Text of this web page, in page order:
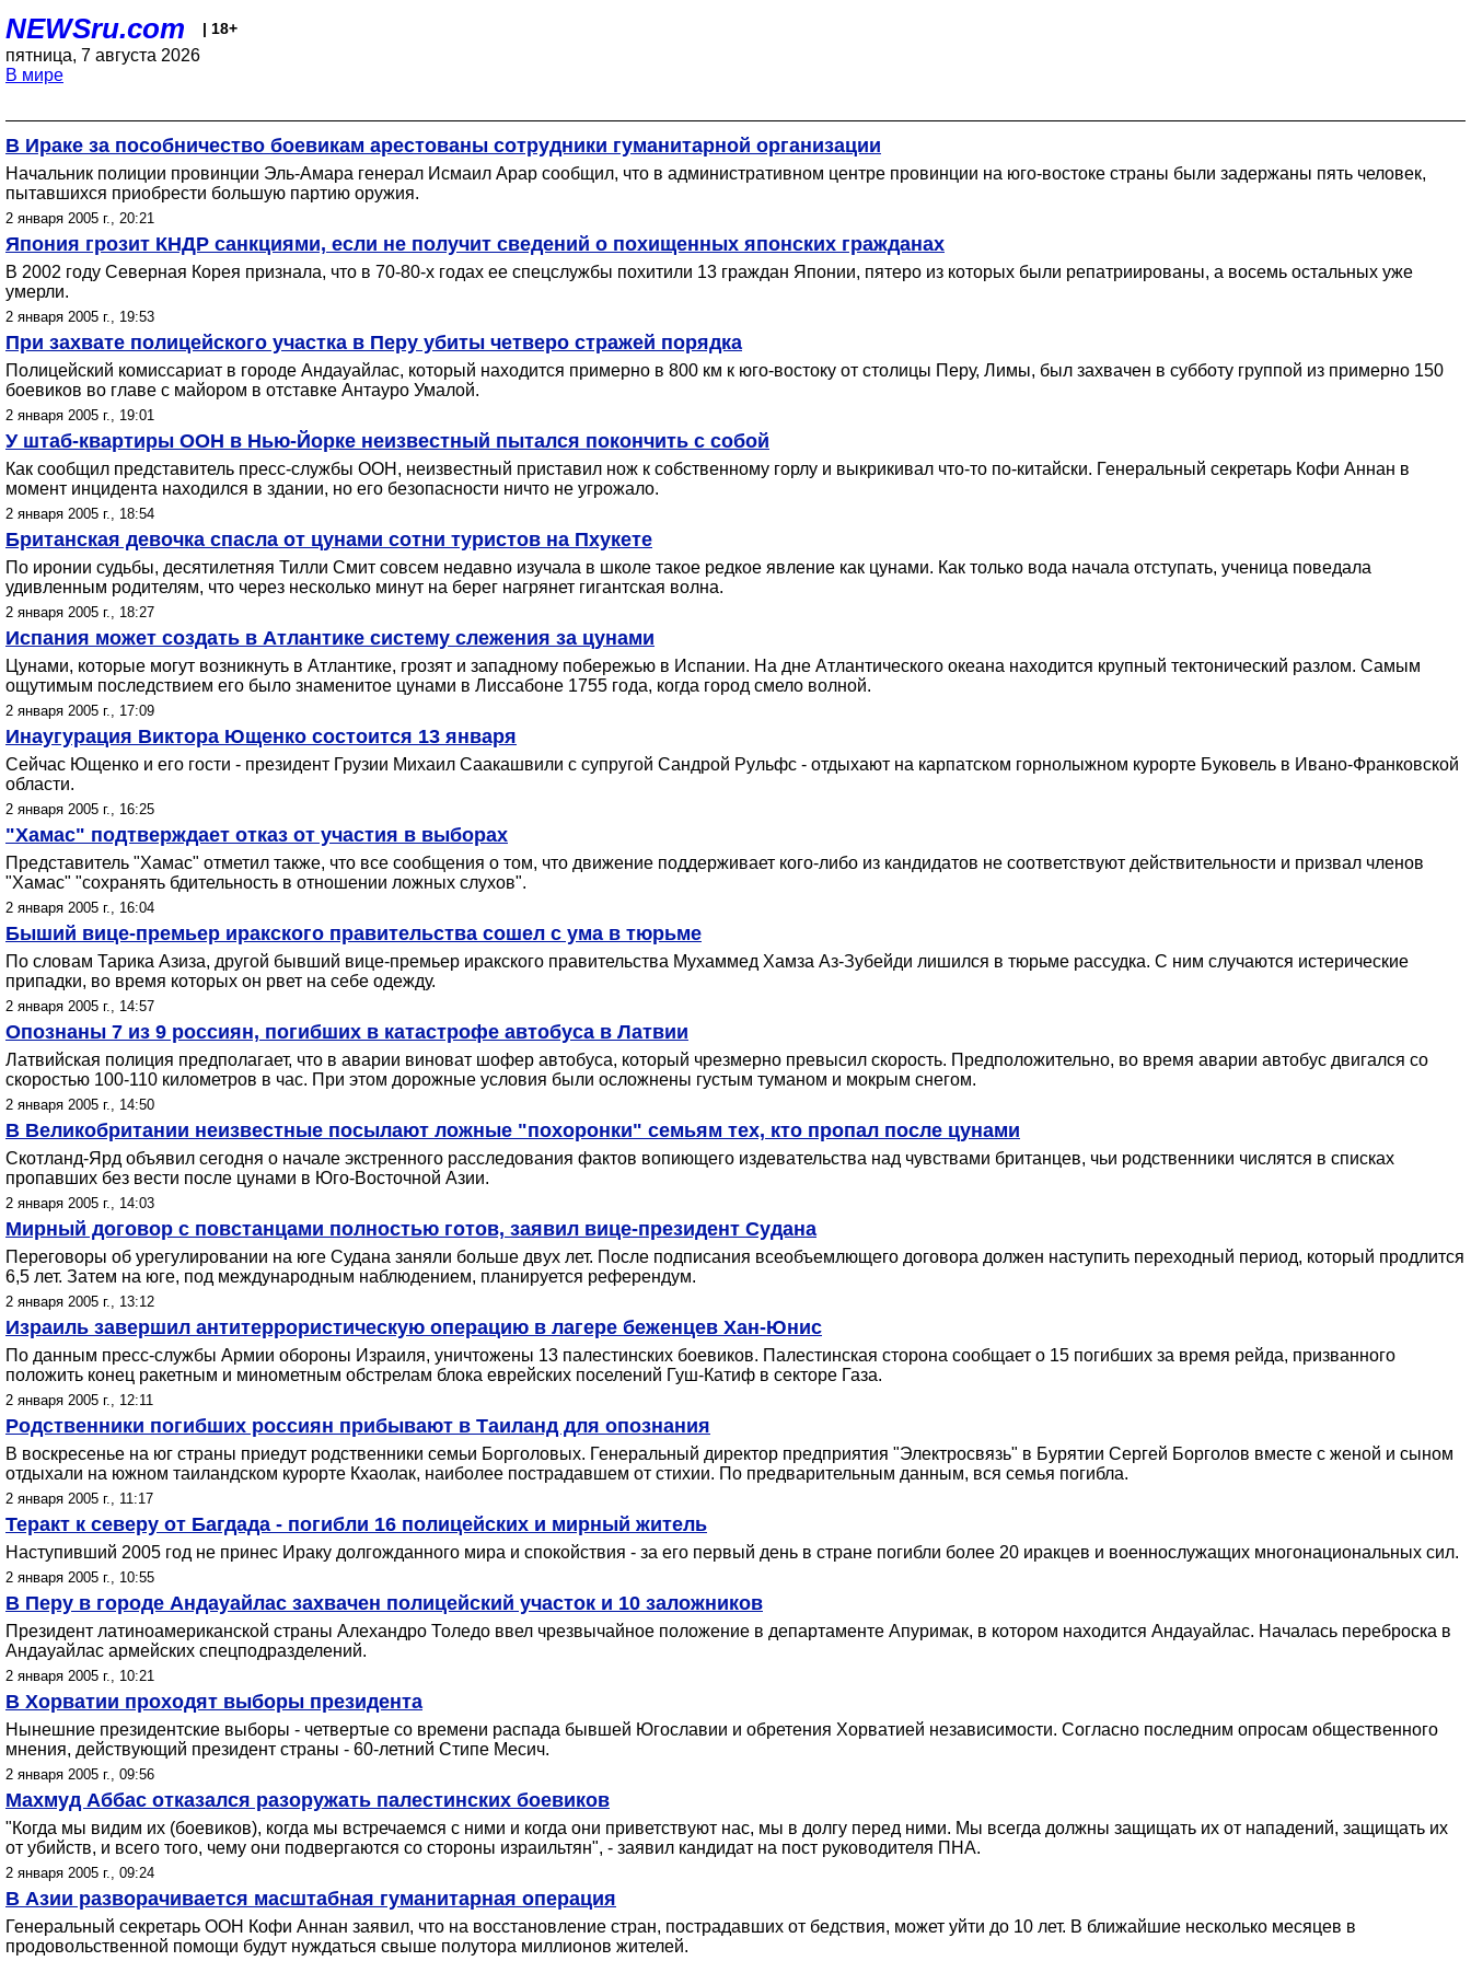
NEWSru.com | 18+
пятница, 7 августа 2026
В мире
В Ираке за пособничество боевикам арестованы сотрудники гуманитарной организации
Начальник полиции провинции Эль-Амара генерал Исмаил Арар сообщил, что в административном центре провинции на юго-востоке страны были задержаны пять человек,
пытавшихся приобрести большую партию оружия.
2 января 2005 г., 20:21
Япония грозит КНДР санкциями, если не получит сведений о похищенных японских гражданах
В 2002 году Северная Корея признала, что в 70-80-х годах ее спецслужбы похитили 13 граждан Японии, пятеро из которых были репатриированы, а восемь остальных уже
умерли.
2 января 2005 г., 19:53
При захвате полицейского участка в Перу убиты четверо стражей порядка
Полицейский комиссариат в городе Андауайлас, который находится примерно в 800 км к юго-востоку от столицы Перу, Лимы, был захвачен в субботу группой из примерно 150
боевиков во главе с майором в отставке Антауро Умалой.
2 января 2005 г., 19:01
У штаб-квартиры ООН в Нью-Йорке неизвестный пытался покончить с собой
Как сообщил представитель пресс-службы ООН, неизвестный приставил нож к собственному горлу и выкрикивал что-то по-китайски. Генеральный секретарь Кофи Аннан в
момент инцидента находился в здании, но его безопасности ничто не угрожало.
2 января 2005 г., 18:54
Британская девочка спасла от цунами сотни туристов на Пхукете
По иронии судьбы, десятилетняя Тилли Смит совсем недавно изучала в школе такое редкое явление как цунами. Как только вода начала отступать, ученица поведала
удивленным родителям, что через несколько минут на берег нагрянет гигантская волна.
2 января 2005 г., 18:27
Испания может создать в Атлантике систему слежения за цунами
Цунами, которые могут возникнуть в Атлантике, грозят и западному побережью в Испании. На дне Атлантического океана находится крупный тектонический разлом. Самым
ощутимым последствием его было знаменитое цунами в Лиссабоне 1755 года, когда город смело волной.
2 января 2005 г., 17:09
Инаугурация Виктора Ющенко состоится 13 января
Сейчас Ющенко и его гости - президент Грузии Михаил Саакашвили с супругой Сандрой Рульфс - отдыхают на карпатском горнолыжном курорте Буковель в Ивано-Франковской
области.
2 января 2005 г., 16:25
"Хамас" подтверждает отказ от участия в выборах
Представитель "Хамас" отметил также, что все сообщения о том, что движение поддерживает кого-либо из кандидатов не соответствуют действительности и призвал членов
"Хамас" "сохранять бдительность в отношении ложных слухов".
2 января 2005 г., 16:04
Быший вице-премьер иракского правительства сошел с ума в тюрьме
По словам Тарика Азиза, другой бывший вице-премьер иракского правительства Мухаммед Хамза Аз-Зубейди лишился в тюрьме рассудка. С ним случаются истерические
припадки, во время которых он рвет на себе одежду.
2 января 2005 г., 14:57
Опознаны 7 из 9 россиян, погибших в катастрофе автобуса в Латвии
Латвийская полиция предполагает, что в аварии виноват шофер автобуса, который чрезмерно превысил скорость. Предположительно, во время аварии автобус двигался со
скоростью 100-110 километров в час. При этом дорожные условия были осложнены густым туманом и мокрым снегом.
2 января 2005 г., 14:50
В Великобритании неизвестные посылают ложные "похоронки" семьям тех, кто пропал после цунами
Скотланд-Ярд объявил сегодня о начале экстренного расследования фактов вопиющего издевательства над чувствами британцев, чьи родственники числятся в списках
пропавших без вести после цунами в Юго-Восточной Азии.
2 января 2005 г., 14:03
Мирный договор с повстанцами полностью готов, заявил вице-президент Судана
Переговоры об урегулировании на юге Судана заняли больше двух лет. После подписания всеобъемлющего договора должен наступить переходный период, который продлится
6,5 лет. Затем на юге, под международным наблюдением, планируется референдум.
2 января 2005 г., 13:12
Израиль завершил антитеррористическую операцию в лагере беженцев Хан-Юнис
По данным пресс-службы Армии обороны Израиля, уничтожены 13 палестинских боевиков. Палестинская сторона сообщает о 15 погибших за время рейда, призванного
положить конец ракетным и минометным обстрелам блока еврейских поселений Гуш-Катиф в секторе Газа.
2 января 2005 г., 12:11
Родственники погибших россиян прибывают в Таиланд для опознания
В воскресенье на юг страны приедут родственники семьи Борголовых. Генеральный директор предприятия "Электросвязь" в Бурятии Сергей Борголов вместе с женой и сыном
отдыхали на южном таиландском курорте Кхаолак, наиболее пострадавшем от стихии. По предварительным данным, вся семья погибла.
2 января 2005 г., 11:17
Теракт к северу от Багдада - погибли 16 полицейских и мирный житель
Наступивший 2005 год не принес Ираку долгожданного мира и спокойствия - за его первый день в стране погибли более 20 иракцев и военнослужащих многонациональных сил.
2 января 2005 г., 10:55
В Перу в городе Андауайлас захвачен полицейский участок и 10 заложников
Президент латиноамериканской страны Алехандро Толедо ввел чрезвычайное положение в департаменте Апуримак, в котором находится Андауайлас. Началась переброска в
Андауайлас армейских спецподразделений.
2 января 2005 г., 10:21
В Хорватии проходят выборы президента
Нынешние президентские выборы - четвертые со времени распада бывшей Югославии и обретения Хорватией независимости. Согласно последним опросам общественного
мнения, действующий президент страны - 60-летний Стипе Месич.
2 января 2005 г., 09:56
Махмуд Аббас отказался разоружать палестинских боевиков
"Когда мы видим их (боевиков), когда мы встречаемся с ними и когда они приветствуют нас, мы в долгу перед ними. Мы всегда должны защищать их от нападений, защищать их
от убийств, и всего того, чему они подвергаются со стороны израильтян", - заявил кандидат на пост руководителя ПНА.
2 января 2005 г., 09:24
В Азии разворачивается масштабная гуманитарная операция
Генеральный секретарь ООН Кофи Аннан заявил, что на восстановление стран, пострадавших от бедствия, может уйти до 10 лет. В ближайшие несколько месяцев в
продовольственной помощи будут нуждаться свыше полутора миллионов жителей.